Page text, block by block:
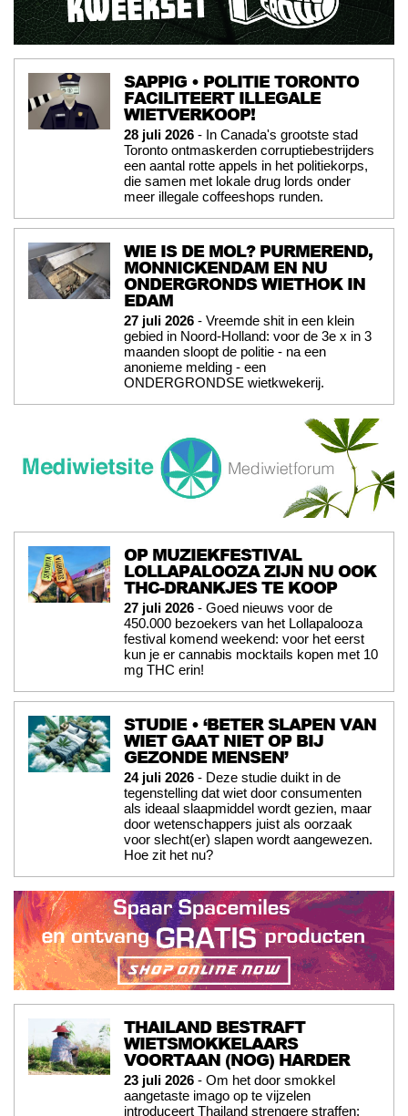
SAPPIG • POLITIE TORONTO
FACILITEERT ILLEGALE
WIETVERKOOP!
28 juli 2026 - In Canada's grootste stad
Toronto ontmaskerden corruptiebestrijders
een aantal rotte appels in het politiekorps,
die samen met lokale drug lords onder
meer illegale coffeeshops runden.
WIE IS DE MOL? PURMEREND,
MONNICKENDAM EN NU
ONDERGRONDS WIETHOK IN
EDAM
27 juli 2026 - Vreemde shit in een klein
gebied in Noord-Holland: voor de 3e x in 3
maanden sloopt de politie - na een
anonieme melding - een
ONDERGRONDSE wietkwekerij.
OP MUZIEKFESTIVAL
LOLLAPALOOZA ZIJN NU OOK
THC-DRANKJES TE KOOP
27 juli 2026 - Goed nieuws voor de
450.000 bezoekers van het Lollapalooza
festival komend weekend: voor het eerst
kun je er cannabis mocktails kopen met 10
mg THC erin!
STUDIE • ‘BETER SLAPEN VAN
WIET GAAT NIET OP BIJ
GEZONDE MENSEN’
24 juli 2026 - Deze studie duikt in de
tegenstelling dat wiet door consumenten
als ideaal slaapmiddel wordt gezien, maar
door wetenschappers juist als oorzaak
voor slecht(er) slapen wordt aangewezen.
Hoe zit het nu?
THAILAND BESTRAFT
WIETSMOKKELAARS
VOORTAAN (NOG) HARDER
23 juli 2026 - Om het door smokkel
aangetaste imago op te vijzelen
introduceert Thailand strengere straffen: